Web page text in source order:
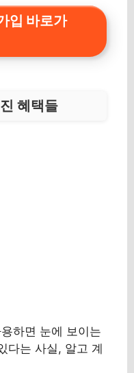
입 바로가
혜택들
하면 눈에 보이는
다는 사실, 알고 계